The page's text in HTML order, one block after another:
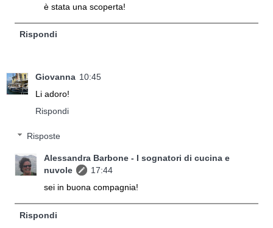
è stata una scoperta!
Rispondi
Giovanna 10:45
Li adoro!
Rispondi
Risposte
Alessandra Barbone - I sognatori di cucina e
nuvole
17:44
sei in buona compagnia!
Rispondi